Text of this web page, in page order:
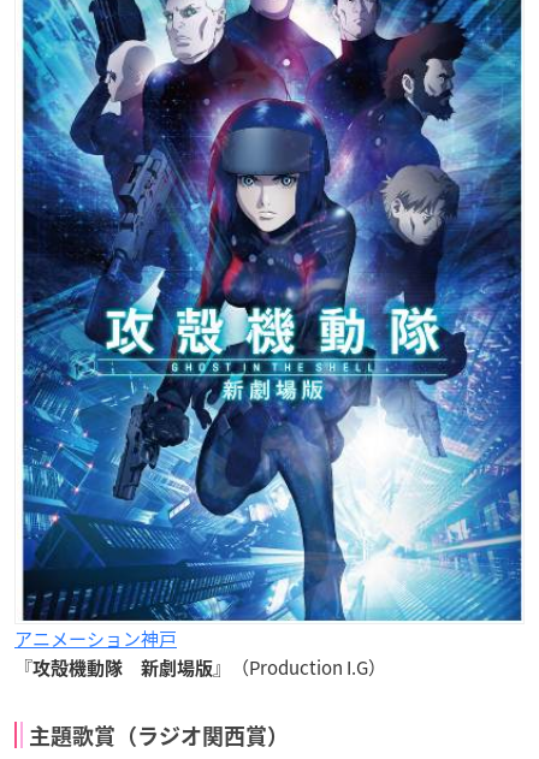
アニメーション神戸
『攻殻機動隊 新劇場版』（Production I.G）
主題歌賞（ラジオ関西賞）